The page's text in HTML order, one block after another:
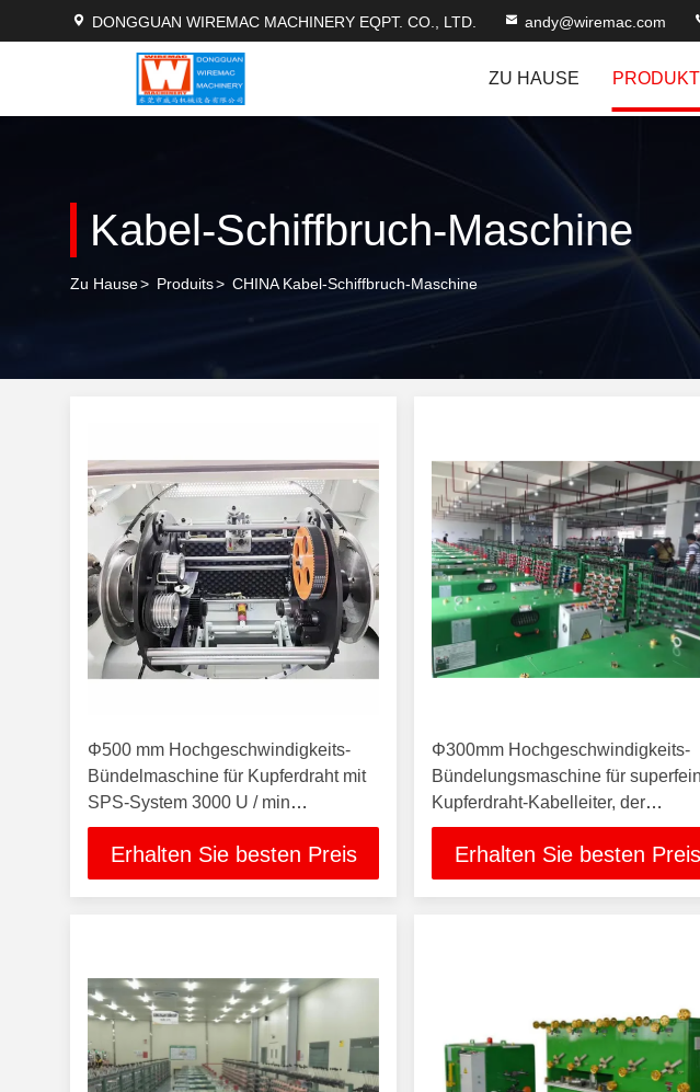
DONGGUAN WIREMAC MACHINERY EQPT. CO., LTD. andy@wiremac.com
ZU HAUSE
Kabel-Schiffbruch-Maschine
Zu Hause> Produits> CHINA Kabel-Schiffbruch-Maschine
Φ500 mm Hochgeschwindigkeits-
Bündelmaschine für Kupferdraht mit
SPS-System 3000 U / min
gebündelte Kabelleiter-
Herstellungsmaschine
Erhalten Sie besten Preis
Φ300mm Hochgeschwindigkeits-
Bündelungsmaschine für
Kupferdraht-Kabelleiter, der
Maschinendraht-Bündeler herstellt
Erhalten Sie besten Preis